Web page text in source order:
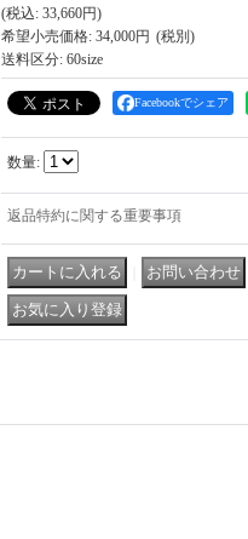
(税込: 33,660円)
希望小売価格: 34,000円
送料区分: 60size
Facebookでシェア
数量:
返品特約に関する重要事項